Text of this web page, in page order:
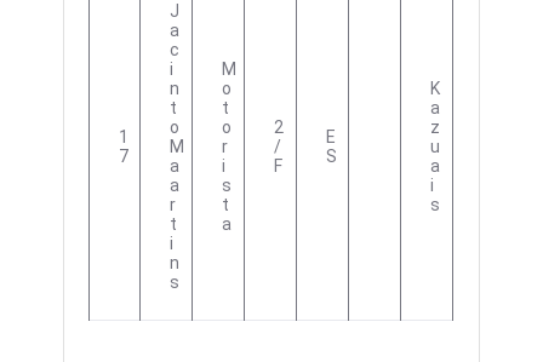
1
7
J
A
C
I
N
T
O
M
A
A
R
T
I
N
S
M
O
T
O
R
I
S
T
A
2
/
F
E
S
K
A
Z
U
A
I
S